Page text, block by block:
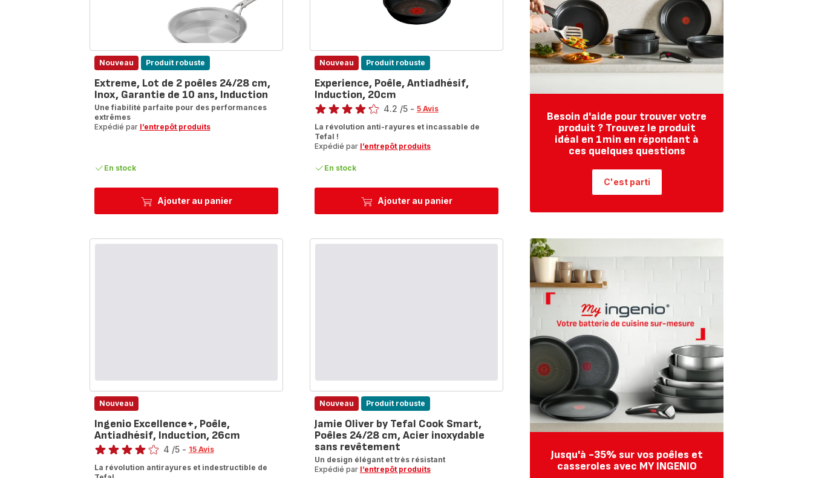
Ajouter au panier
Nouveau Produit robuste
Extreme, Lot de 2 poêles 24/28 cm,
Inox, Garantie de 10 ans, Induction
Une fiabilité parfaite pour des performances
extrêmes
Expédié par l’entrepôt produits
En stock
Ajouter au panier
Nouveau Produit robuste
Experience, Poêle, Antiadhésif,
Induction, 20cm
Note
4.2 /5 - 5 Avis
La révolution anti-rayures et incassable de
Tefal !
Expédié par l’entrepôt produits
En stock
Besoin d'aide pour trouver votre
produit ? Trouvez le produit
idéal en 1min en répondant à
ces quelques questions
C'est parti
Nouveau
Ingenio Excellence+, Poêle,
Antiadhésif, Induction, 26cm
Note
4
4 /5 - 15 Avis
La révolution antirayures et indestructible de
Nouveau Produit robuste
Jamie Oliver by Tefal Cook Smart,
Poêles 24/28 cm, Acier inoxydable
sans revêtement
Un design élégant et très résistant
Expédié par l’entrepôt produits
Jusqu'à -35% sur vos poêles et
casseroles avec MY INGENIO